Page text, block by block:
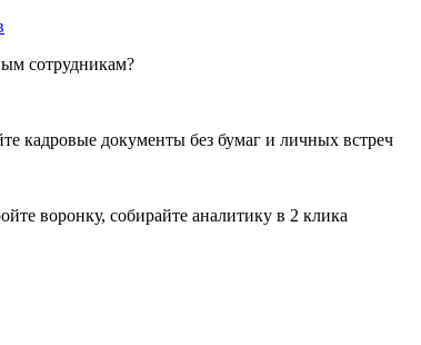
сотрудникам?
кадровые документы без бумаг и личных встреч
воронку, собирайте аналитику в 2 клика